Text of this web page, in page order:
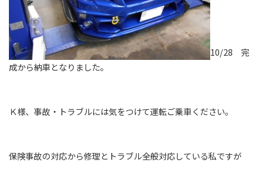
10/28 完
成から納車となりました。
Ｋ様、事故・トラブルには気をつけて運転ご乗車ください。
保険事故の対応から修理とトラブル全般対応している私ですが